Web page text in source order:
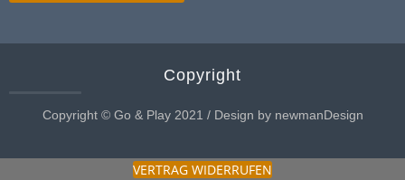
Copyright
Copyright © Go & Play 2021 / Design by newmanDesign
VERTRAG WIDERRUFEN